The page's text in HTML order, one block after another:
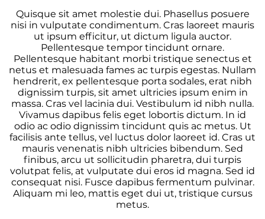
Quisque sit amet molestie dui. Phasellus posuere
nisi in vulputate condimentum. Cras laoreet mauris
ut ipsum efficitur, ut dictum ligula auctor.
Pellentesque tempor tincidunt ornare.
Pellentesque habitant morbi tristique senectus et
netus et malesuada fames ac turpis egestas. Nullam
hendrerit, ex pellentesque porta sodales, erat nibh
dignissim turpis, sit amet ultricies ipsum enim in
massa. Cras vel lacinia dui. Vestibulum id nibh nulla.
Vivamus dapibus felis eget lobortis dictum. In id
odio ac odio dignissim tincidunt quis ac metus. Ut
facilisis ante tellus, vel luctus dolor laoreet id. Cras ut
mauris venenatis nibh ultricies bibendum. Sed
finibus, arcu ut sollicitudin pharetra, dui turpis
volutpat felis, at vulputate dui eros id magna. Sed id
consequat nisi. Fusce dapibus fermentum pulvinar.
Aliquam mi leo, mattis eget dui ut, tristique cursus
metus.